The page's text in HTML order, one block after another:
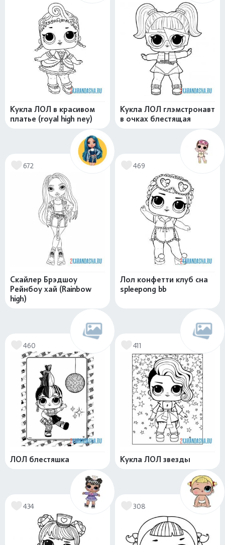
Кукла ЛОЛ в красивом
платье (royal high ney)
Кукла ЛОЛ глэмстронавт
в очках блестящая
672
Скайлер Брэдшоу
Рейнбоу хай (Rainbow
high)
469
Лол конфетти клуб сна
spleepong bb
460
ЛОЛ блестяшка
411
Кукла ЛОЛ звезды
434 308